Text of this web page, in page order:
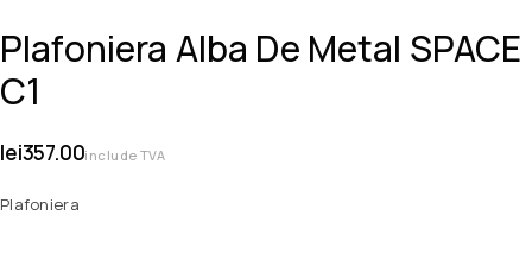
Plafoniera Alba De Metal SPACE
C1
lei357.00include TVA
Plafoniera